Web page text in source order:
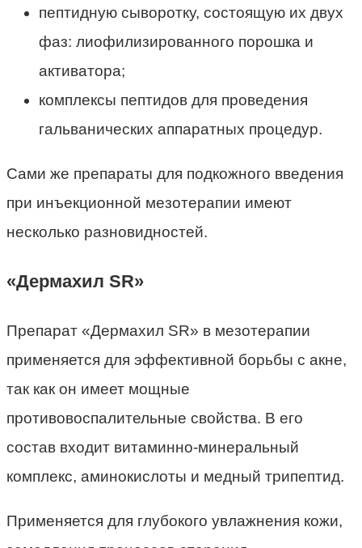
пептидную сыворотку, состоящую их двух
фаз: лиофилизированного порошка и
активатора;
комплексы пептидов для проведения
гальванических аппаратных процедур.
Сами же препараты для подкожного введения
при инъекционной мезотерапии имеют
несколько разновидностей.
«Дермахил SR»
Препарат «Дермахил SR» в мезотерапии
применяется для эффективной борьбы с акне,
так как он имеет мощные
противовоспалительные свойства. В его
состав входит витаминно-минеральный
комплекс, аминокислоты и медный трипептид.
Применяется для глубокого увлажнения кожи,